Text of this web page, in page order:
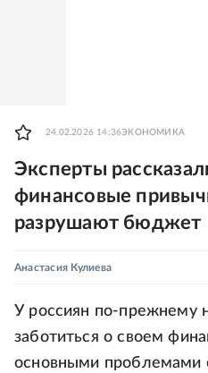
24.02.2026 14:36ЭКОНОМИКА
Эксперты
финансовые
разрушают бюджет
Анастасия Кулиева
У россиян по-прежнему
заботиться о своем
основными проблемами